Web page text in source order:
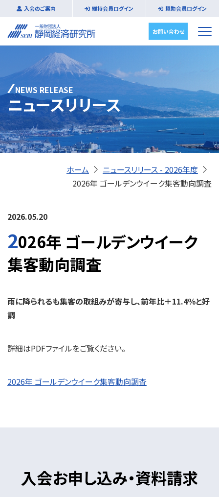
入会のご案内 維持会員ログイン 賛助会員ログイン
お問い合わせ
NEWS RELEASE
ニュースリリース
ホーム
ニュースリリース - 2026年度
2026年 ゴールデンウイーク集客動向調査
2026.05.20
2026年 ゴールデンウイーク
集客動向調査
雨に降られるも集客の取組みが寄与し、前年比＋11.4％と好
調
詳細はPDFファイルをご覧ください。
2026年 ゴールデンウイーク集客動向調査
入会お申し込み・資料請求